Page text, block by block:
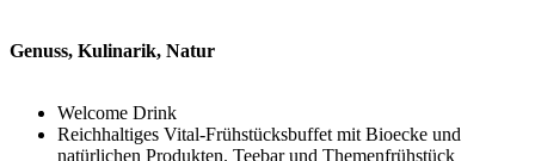
Genuss, Kulinarik, Natur
Welcome Drink
Reichhaltiges Vital-Frühstücksbuffet mit Bioecke und
natürlichen Produkten. Teebar und Themenfrühstück